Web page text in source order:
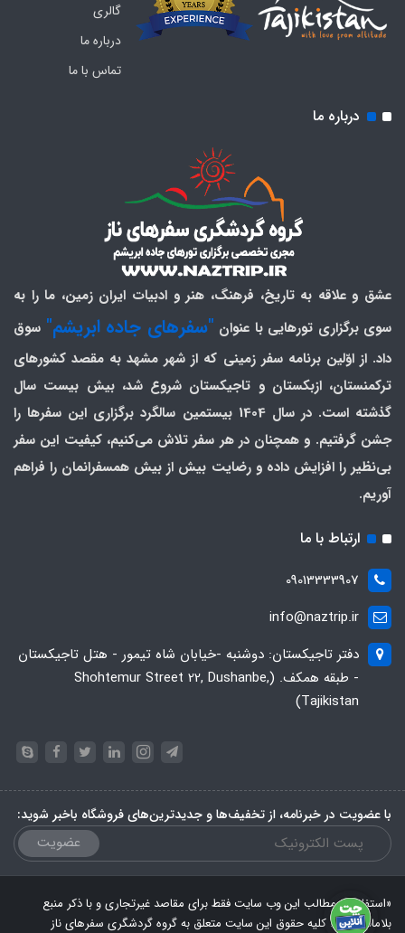
گالری
درباره ما
تماس با ما
درباره ما
عشق و علاقه به تاریخ، فرهنگ، هنر و ادبیات ایران زمین، ما را به
سوی برگزاری تورهایی با عنوان "سفرهای جاده ابریشم" سوق
داد. از اوّلین برنامه سفر زمینی که از شهر مشهد به مقصد کشورهای
ترکمنستان، ازبکستان و تاجیکستان شروع شد، بیش بیست سال
گذشته است. در سال 1404 بیستمین سالگرد برگزاری این سفرها را
جشن گرفتیم. و همچنان در هر سفر تلاش می‌کنیم، کیفیت این سفر
بی‌نظیر را افزایش داده و رضایت بیش از بیش همسفرانمان را فراهم
آوریم.
ارتباط با ما
09013333907
info@naztrip.ir
دفتر تاجیکستان: دوشنبه -خیابان شاه تیمور - هتل تاجیکستان
- طبقه همکف. (Shohtemur Street 22, Dushanbe,
Tajikistan)
با عضویت در خبرنامه، از تخفیف‌ها و جدیدترین‌های فروشگاه باخبر شوید:
عضویت
«استفاده از مطالب این وب سایت فقط برای مقاصد غیرتجاری و با ذکر منبع
بلامانع است. کلیه حقوق این سایت متعلق به گروه گردشگری سفرهای ناز